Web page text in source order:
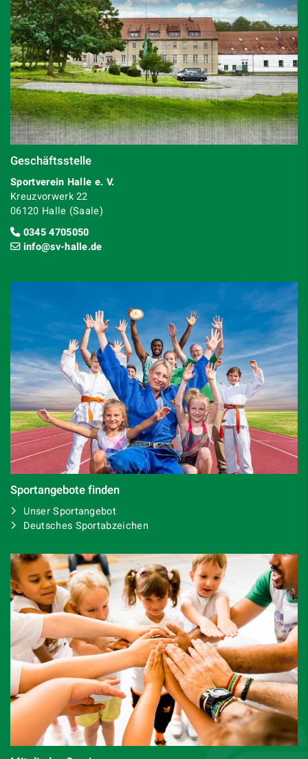
Geschäftsstelle
Sportverein Halle e. V.
Kreuzvorwerk 22
06120 Halle (Saale)
0345 4705050
info@sv-halle.de
Sportangebote finden
Unser Sportangebot
Deutsches Sportabzeichen